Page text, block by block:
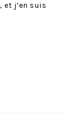
, et j’en suis